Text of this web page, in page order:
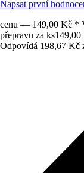
Napsat první
cenu — 149,00 Kč *
přepravu za ks149,00
Odpovídá 198,67 Kč